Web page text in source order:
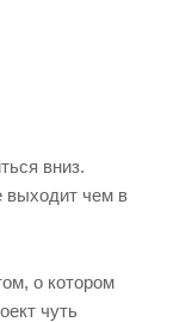
вниз.
выходит чем в
о котором
чуть